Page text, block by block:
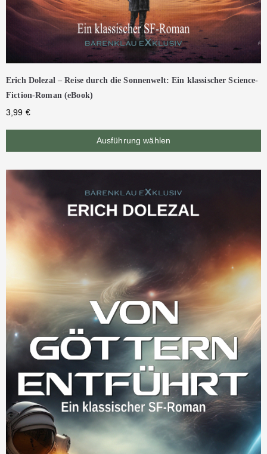
Erich Dolezal – Reise durch die Sonnenwelt: Ein klassischer Science-
Fiction-Roman (eBook)
3,99 €
Ausführung wählen